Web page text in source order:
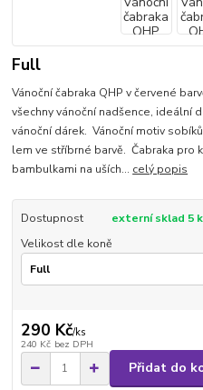
Full
Vánoční čabraka QHP v červené
všechny vánoční nadšence, ideální
vánoční dárek. Vánoční motiv
lem ve stříbrné barvě. Čabraka pro
bambulkami na uších... celý popis
Dostupnost
externí sklad 5
Velikost dle koně
290 Kč/ks
240 Kč bez DPH
Přidat do